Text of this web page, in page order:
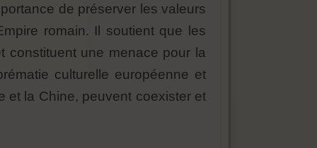
de préserver les valeurs
romain. Il soutient que les
constituent une menace pour la
culturelle européenne et
et la Chine, peuvent coexister et